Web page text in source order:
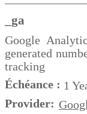
_ga
Google
generated
tracking
Échéance : 1
Provider: